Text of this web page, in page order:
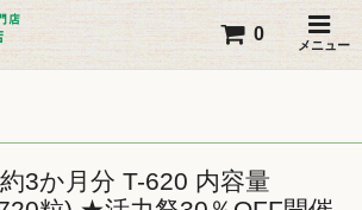
メニュー
0
3か月分 T-620 内容量